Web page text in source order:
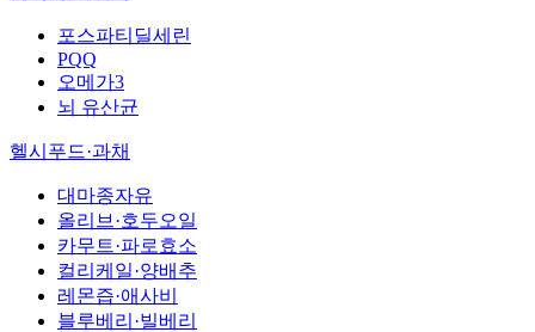
포스파티딜세린
PQQ
오메가3
뇌 유산균
헬시푸드·과채
대마종자유
올리브·호두오일
카무트·파로효소
컬리케일·양배추
레몬즙·애사비
블루베리·빌베리